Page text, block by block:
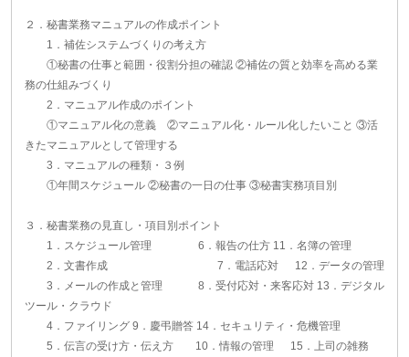
２．秘書業務マニュアルの作成ポイント
1．補佐システムづくりの考え方
①秘書の仕事と範囲・役割分担の確認 ②補佐の質と効率を高める業
務の仕組みづくり
2．マニュアル作成のポイント
①マニュアル化の意義 ②マニュアル化・ルール化したいこと ③活
きたマニュアルとして管理する
3．マニュアルの種類・３例
①年間スケジュール ②秘書の一日の仕事 ③秘書実務項目別
３．秘書業務の見直し・項目別ポイント
1．スケジュール管理 6．報告の仕方 11．名簿の管理
2．文書作成 7．電話応対 12．データの管理
3．メールの作成と管理 8．受付応対・来客応対 13．デジタル
ツール・クラウド
4．ファイリング 9．慶弔贈答 14．セキュリティ・危機管理
5．伝言の受け方・伝え方 10．情報の管理 15．上司の雑務